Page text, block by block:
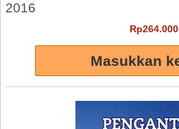
2016
Rp264.000